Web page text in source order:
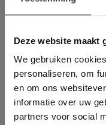
Deze website maakt
We gebruiken
personaliseren, om
en om ons
informatie over uw
partners voor social
This Cookie
longer
Deze
gebruik te